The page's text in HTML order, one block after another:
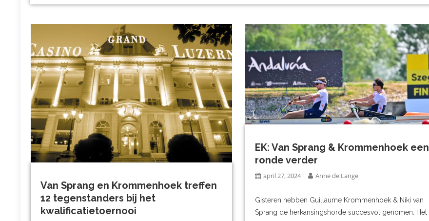
Van Sprang en Krommenhoek treffen
12 tegenstanders bij het
kwalificatietoernooi
EK: Van Sprang & Krommenhoek een
ronde verder
april 27, 2024 Anne de Lange
Gisteren hebben Guillaume Krommenhoek & Niki van
Sprang de herkansingshorde succesvol genomen. Het